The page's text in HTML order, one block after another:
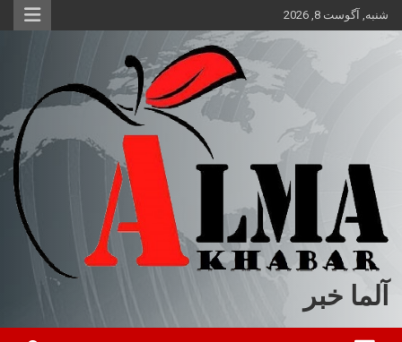
محتوا
شنبه, آگوست 8, 2026
آلما خبر